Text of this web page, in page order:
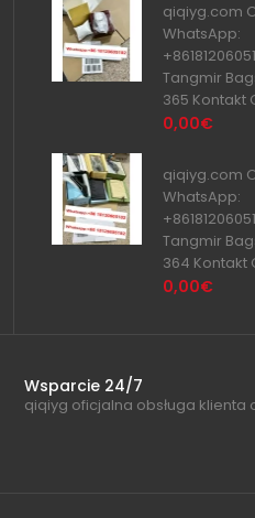
qiqiyg.com
WhatsApp:
Tangmir
365 Kontakt
0,00€
qiqiyg.com
WhatsApp:
Tangmir
364 Kontakt
0,00€
Wsparcie 24/7
qiqiyg oficjalna obsługa klienta